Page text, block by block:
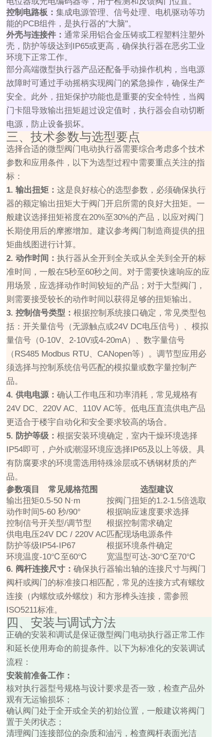
控制电路板：集成电源管理、信号处理、电机驱动等功
能的PCB组件，是执行器的"大脑"。
外壳与连接件：通常采用铝合金压铸或工程塑料注塑外
壳，防护等级达到IP65或更高，确保执行器在恶劣工业
环境下正常工作。
部分高端微型执行器产品还配备手动操作机构，当电源
故障时可通过手动摇柄实现阀门的紧急操作，确保生产
安全。此外，扭矩保护功能也是重要的安全特性，当阀
门卡阻导致输出扭矩超过设定值时，执行器会自动切断
电源，防止设备损坏。
三、技术参数与选型要点
选择合适的微型阀门电动执行器需要综合考虑多个技术
参数和应用条件，以下为选型过程中需要重点关注的指
标：
1. 输出扭矩：这是良好核心的选型参数，必须确保执行
器的额定输出扭矩大于阀门开启所需的良好大扭矩。一
般建议选择扭矩裕度在20%至30%的产品，以应对阀门
长期使用后的摩擦增加。建议参考阀门制造商提供的扭
矩曲线图进行计算。
2. 动作时间：执行器从全开到全关或从全关到全开的标
准时间，一般在5秒至60秒之间。对于需要快速响应的应
用场景，应选择动作时间较短的产品；对于大型阀门，
则需要接受较长的动作时间以获得足够的扭矩输出。
3. 控制信号类型：根据控制系统接口确定，常见类型包
括：开关量信号（无源触点或24V DC电压信号）、模拟
量信号（0-10V、2-10V或4-20mA）、数字量信号
（RS485 Modbus RTU、CANopen等）。调节型应用必
须选择与控制系统信号匹配的模拟量或数字量控制产
品。
4. 供电电源：确认工作电压和功率消耗，常见规格有
24V DC、220V AC、110V AC等。低电压直流供电产品
更适合于楼宇自动化和安全要求较高的场合。
5. 防护等级：根据安装环境确定，室内干燥环境选择
IP54即可，户外或潮湿环境应选择IP65及以上等级。具
有防腐要求的环境需选用特殊涂层或不锈钢材质的产
品。
参数项目
常见规格范围
选型建议
输出扭矩0.5-50 N·m
按阀门扭矩的1.2-1.5倍选取
动作时间 5-60 秒/90°
根据响应速度要求选择
控制信号开关型/调节型
根据控制需求确定
供电电压24V DC / 220V AC匹配现场电源条件
防护等级 IP54-IP67
根据环境条件确定
环境温度-10℃至60℃
宽温型可达-30℃至70℃
6. 阀杆连接尺寸：确保执行器输出轴的连接尺寸与阀门
阀杆或阀门的标准接口相匹配，常见的连接方式有螺纹
连接（内螺纹或外螺纹）和方形榫头连接，需参照
ISO5211标准。
四、安装与调试方法
正确的安装和调试是保证微型阀门电动执行器正常工作
和延长使用寿命的前提条件。以下为标准化的安装调试
流程：
安装前准备工作：
核对执行器型号规格与设计要求是否一致，检查产品外
观有无运输损坏；
确认阀门处于全开或全关的初始位置，一般建议将阀门
置于关闭状态；
清理阀门连接部位的杂质和油污，检查阀杆表面光洁